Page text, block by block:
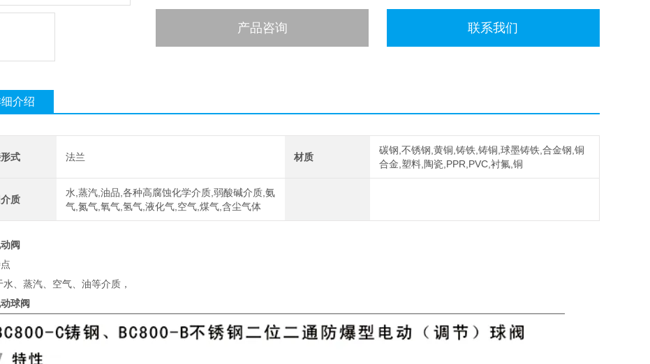
产品咨询 联系我们
介绍
式 法兰 材质
碳钢,不锈钢,黄铜,铸铁,铸铜,球墨铸铁,合金钢,铜
合金,塑料,陶瓷,PPR,PVC,衬氟,铜
质
水,蒸汽,油品,各种高腐蚀化学介质,弱酸碱介质,氨
气,氮气,氧气,氢气,液化气,空气,煤气,含尘气体
阀
点
水、蒸汽、空气、油等介质，
球阀